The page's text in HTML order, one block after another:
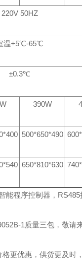
220V 50HZ
温+5℃-65℃
±0.3℃
390W
500*650*490
650*810*630
能程序控制器， RS485
1质量三包，敬请
更优惠，供货更及时